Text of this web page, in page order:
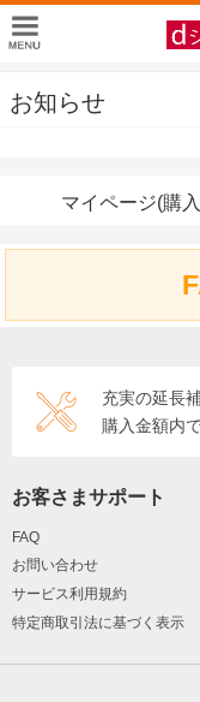
お知らせ
マイページ(購
充実の延長
購入金額内
お客さまサポート
FAQ
お問い合わせ
サービス利用規約
特定商取引法に基づく表示